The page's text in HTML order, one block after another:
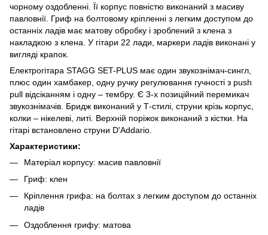
чорному оздобленні. Її корпус повністю виконаний з масиву
павловнії. Гриф на болтовому кріпленні з легким доступом до
останніх ладів має матову обробку і зроблений з клена з
накладкою з клена. У гітари 22 лади, маркери ладів виконані у
вигляді крапок.
Електрогітара STAGG SET-PLUS має один звукознімач-сингл,
плюс один хамбакер, одну ручку регулювання гучності з push
pull відсіканням і одну – тембру. Є 3-х позиційний перемикач
звукознімачів. Бридж виконаний у Т-стилі, струни крізь корпус,
колки – нікелеві, литі. Верхній поріжок виконаний з кістки. На
гітарі встановлено струни D'Addario.
Характеристики:
Матеріал корпусу: масив павловнії
Гриф: клен
Кріплення грифа: на болтах з легким доступом до останніх
ладів
Оздоблення грифу: матова